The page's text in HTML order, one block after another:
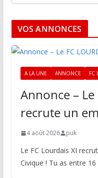
VOS ANNONCES
A LA UNE ANNONCE FC
Annonce – Le
recrute un
4 août 2026 puk
Le FC Lourdais XI
Civique ! Tu as entre